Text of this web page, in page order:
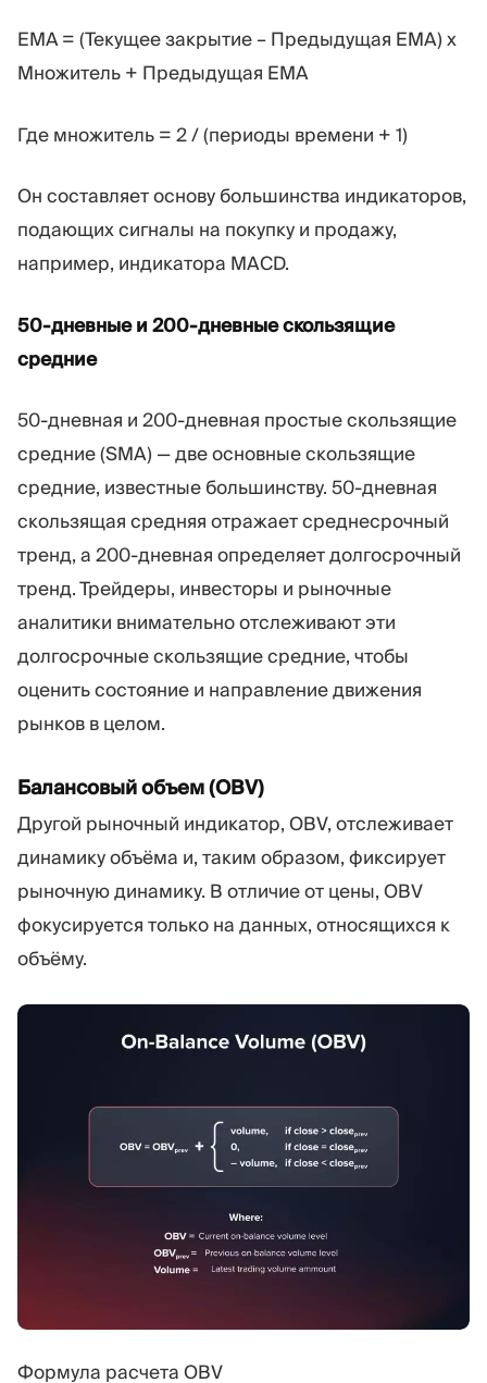
EMA = (Текущее закрытие – Предыдущая EMA) x
Множитель + Предыдущая EMA
Где множитель = 2 / (периоды времени + 1)
Он составляет основу большинства индикаторов,
подающих сигналы на покупку и продажу,
например, индикатора MACD.
50-дневные и 200-дневные скользящие
средние
50-дневная и 200-дневная простые скользящие
средние (SMA) — две основные скользящие
средние, известные большинству. 50-дневная
скользящая средняя отражает среднесрочный
тренд, а 200-дневная определяет долгосрочный
тренд. Трейдеры, инвесторы и рыночные
аналитики внимательно отслеживают эти
долгосрочные скользящие средние, чтобы
оценить состояние и направление движения
рынков в целом.
Балансовый объем (OBV)
Другой рыночный индикатор, OBV, отслеживает
динамику объёма и, таким образом, фиксирует
рыночную динамику. В отличие от цены, OBV
фокусируется только на данных, относящихся к
объёму.
Формула расчета OBV